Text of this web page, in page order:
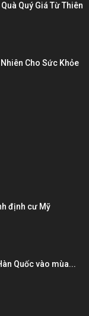
Quý Giá Từ Thiên
Cho Sức Khỏe
định cư Mỹ
Quốc vào mùa...